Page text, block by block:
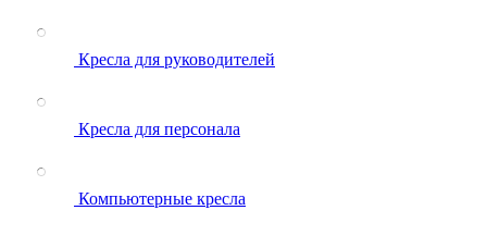
Кресла для руководителей
Кресла для персонала
Компьютерные кресла